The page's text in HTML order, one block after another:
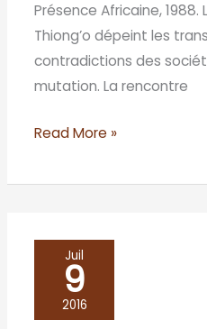
Présence Africaine, 1988.
Thiong’o dépeint les
contradictions des
mutation. La rencontre
Read More »
Juil
9
2016
colonialisme